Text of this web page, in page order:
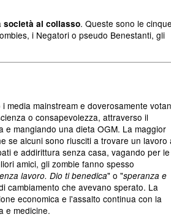
società al collasso. Queste sono le cinque
i Negatori o pseudo Benestanti, gli
media mainstream e doverosamente
o consapevolezza, attraverso il
mangiando una dieta OGM. La maggior
se alcuni sono riusciti a trovare un lavoro
e addirittura senza casa, vagando per le
amici, gli zombie fanno spesso
lavoro. Dio ti benedica" o "speranza e
cambiamento che avevano sperato. La
economica e l'assalto continua con la
e medicine.